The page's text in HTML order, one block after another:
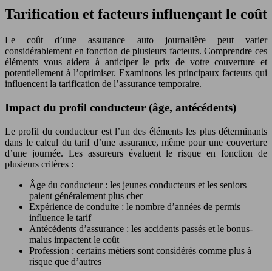
Tarification et facteurs influençant le coût
Le coût d’une assurance auto journalière peut varier
considérablement en fonction de plusieurs facteurs. Comprendre ces
éléments vous aidera à anticiper le prix de votre couverture et
potentiellement à l’optimiser. Examinons les principaux facteurs qui
influencent la tarification de l’assurance temporaire.
Impact du profil conducteur (âge, antécédents)
Le profil du conducteur est l’un des éléments les plus déterminants
dans le calcul du tarif d’une assurance, même pour une couverture
d’une journée. Les assureurs évaluent le risque en fonction de
plusieurs critères :
Âge du conducteur : les jeunes conducteurs et les seniors
paient généralement plus cher
Expérience de conduite : le nombre d’années de permis
influence le tarif
Antécédents d’assurance : les accidents passés et le bonus-
malus impactent le coût
Profession : certains métiers sont considérés comme plus à
risque que d’autres